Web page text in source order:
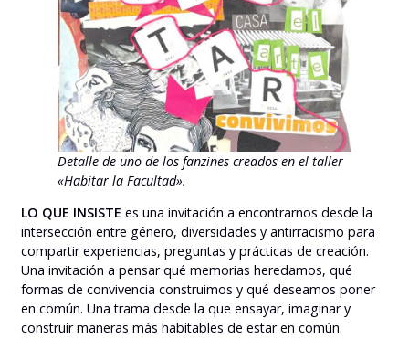
Detalle de uno de los fanzines creados en el taller
«Habitar la Facultad».
LO QUE INSISTE es una invitación a encontrarnos desde la
intersección entre género, diversidades y antirracismo para
compartir experiencias, preguntas y prácticas de creación.
Una invitación a pensar qué memorias heredamos, qué
formas de convivencia construimos y qué deseamos poner
en común. Una trama desde la que ensayar, imaginar y
construir maneras más habitables de estar en común.